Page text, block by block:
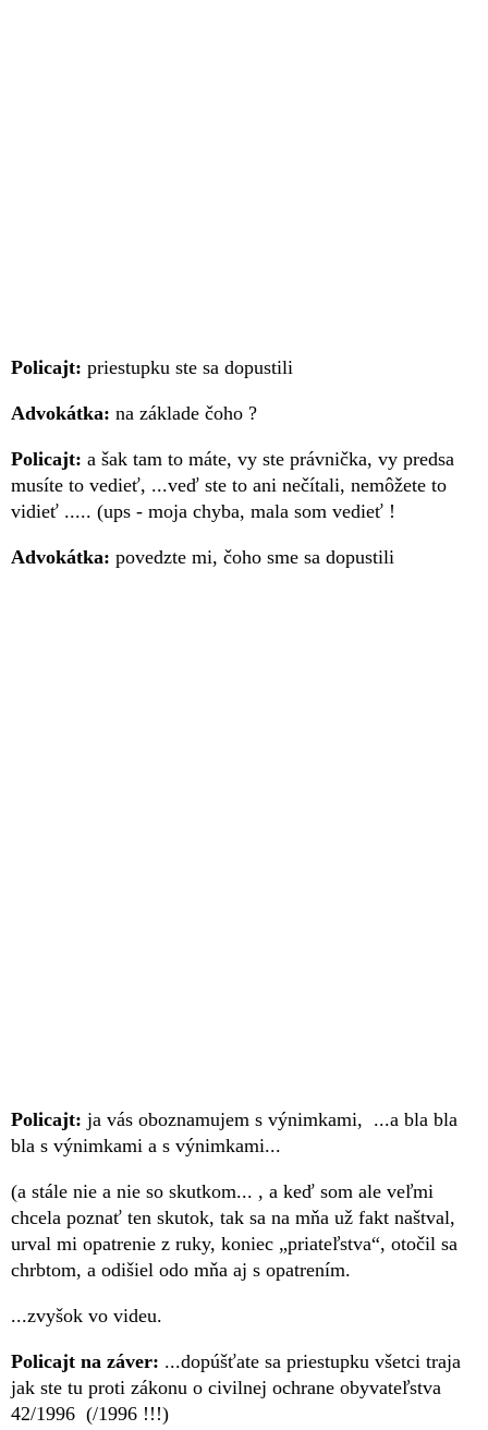
Policajt: priestupku ste sa dopustili
Advokátka: na základe čoho ?
Policajt: a šak tam to máte, vy ste právnička, vy predsa
musíte to vedieť, ...veď ste to ani nečítali, nemôžete to
vidieť ..... (ups - moja chyba, mala som vedieť !
Advokátka: povedzte mi, čoho sme sa dopustili
Policajt: ja vás oboznamujem s výnimkami, ...a bla bla
bla s výnimkami a s výnimkami...
(a stále nie a nie so skutkom... , a keď som ale veľmi
chcela poznať ten skutok, tak sa na mňa už fakt naštval,
urval mi opatrenie z ruky, koniec „priateľstva“, otočil sa
chrbtom, a odišiel odo mňa aj s opatrením.
...zvyšok vo videu.
Policajt na záver: ...dopúšťate sa priestupku všetci traja
jak ste tu proti zákonu o civilnej ochrane obyvateľstva
42/1996 (/1996 !!!)